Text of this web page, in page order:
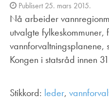
Publisert 25. mars 2015.
Nå arbeider
utvalgte
vannforvaltningsplanene,
Kongen i statsråd innen
Stikkord: leder,